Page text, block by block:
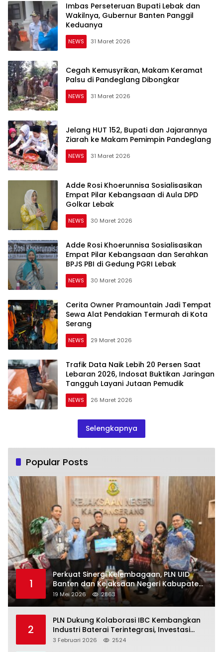
Imbas Perseteruan Bupati Lebak dan
Wakilnya, Gubernur Banten Panggil
Keduanya
NEWS 31 Maret 2026
Cegah Kemusyrikan, Makam Keramat
Palsu di Pandeglang Dibongkar
NEWS 31 Maret 2026
Jelang HUT 152, Bupati dan Jajarannya
Ziarah ke Makam Pemimpin Pandeglang
NEWS 31 Maret 2026
Adde Rosi Khoerunnisa Sosialisasikan
Empat Pilar Kebangsaan di Aula DPD
Golkar Lebak
NEWS 30 Maret 2026
Adde Rosi Khoerunnisa Sosialisasikan
Empat Pilar Kebangsaan dan Serahkan
BPJS PBI di Gedung PGRI Lebak
NEWS 30 Maret 2026
Cerita Owner Pramountain Jadi Tempat
Sewa Alat Pendakian Termurah di Kota
Serang
NEWS 29 Maret 2026
Trafik Data Naik Lebih 20 Persen Saat
Lebaran 2026, Indosat Buktikan Jaringan
Tangguh Layani Jutaan Pemudik
NEWS 26 Maret 2026
Selengkapnya
Popular Posts
1
Perkuat Sinergi Kelembagaan, PLN UID
Banten dan Kejaksaan Negeri Kabupaten
Tangerang Kolaborasi Dukung Pelayanan
Publik
19 Mei 2026 2863
2
PLN Dukung Kolaborasi IBC Kembangkan
Industri Baterai Terintegrasi, Investasi
Capai USD 6 Miliar
3 Februari 2026 2524